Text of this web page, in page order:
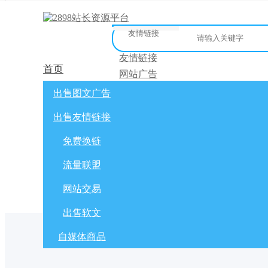
友情链接
友情链接
网站广告
首页
网站广告
自媒体广告
免费换链
流量联盟
积分商城
出售/交换
出售图文广告
出售友情链接
免费换链
流量联盟
网站交易
出售软文
自媒体商品
标为已读